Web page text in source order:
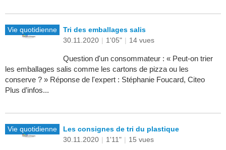
Vie quotidienne
Tri des emballages salis
30.11.2020 | 1'05" | 14 vues
Question d'un consommateur : « Peut-on trier
les emballages salis comme les cartons de pizza ou les
conserve ? » Réponse de l'expert : Stéphanie Foucard, Citeo
Plus d’infos...
Vie quotidienne
Les consignes de tri du plastique
30.11.2020 | 1'11" | 15 vues